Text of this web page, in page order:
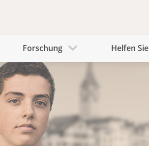
Forschung Helfen Sie